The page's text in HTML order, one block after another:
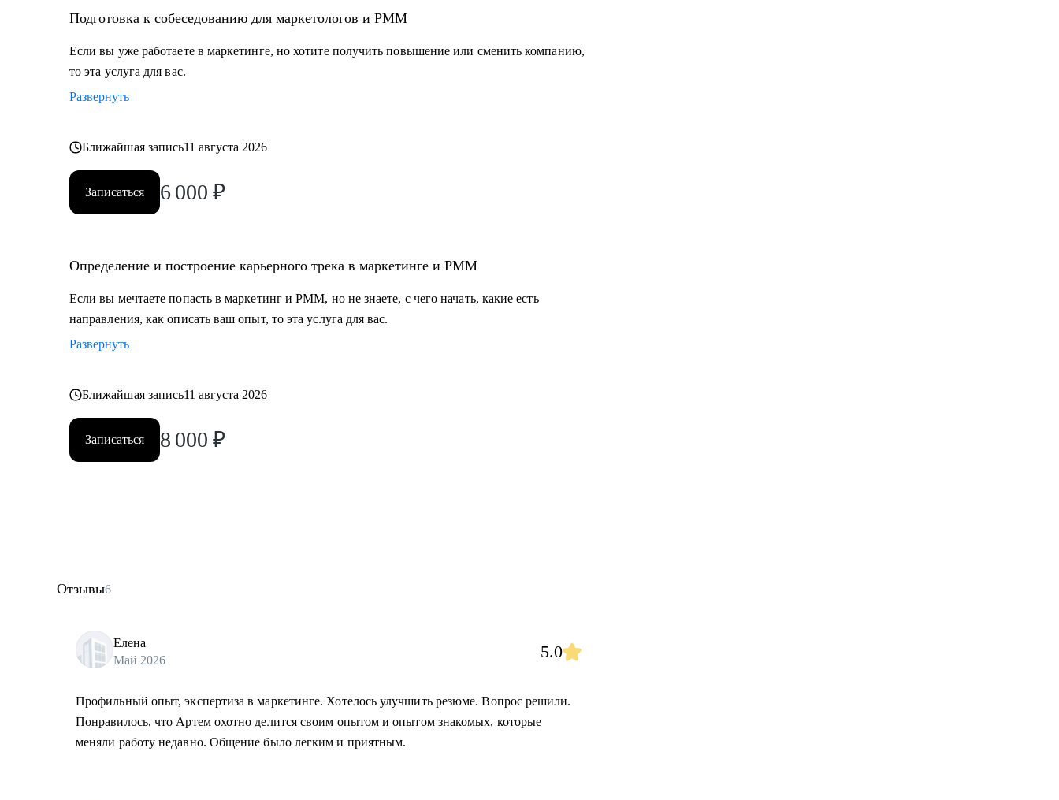
• Новичкам в маркетинге, кто уже попал в сферу и хочет развиваться дальше, сменить компанию,
получить новый грейд.
• Middle/senior специалистам в маркетинге и PMM для получения консультаций по разного рода
• Всем, кто точно понимает, что хочет попасть в Digital-маркетинг и PMM, но не знает, какие
бывают направления, с чего можно начать, в какую сторону двигаться.
Подготовка к собеседованию для маркетологов и PMM
Если вы уже работаете в маркетинге, но хотите получить повышение или сменить компанию,
то эта услуга для вас.
Развернуть
Ближайшая запись11 августа 2026
Записаться 6 000 ₽
Определение и построение карьерного трека в маркетинге и PMM
Если вы мечтаете попасть в маркетинг и PMM, но не знаете, с чего начать, какие есть
направления, как описать ваш опыт, то эта услуга для вас.
Развернуть
Ближайшая запись11 августа 2026
Записаться 8 000 ₽
Отзывы6
Елена
Май 2026
5.0
Профильный опыт, экспертиза в маркетинге. Хотелось улучшить резюме. Вопрос решили.
Понравилось, что Артем охотно делится своим опытом и опытом знакомых, которые
меняли работу недавно. Общение было легким и приятным.